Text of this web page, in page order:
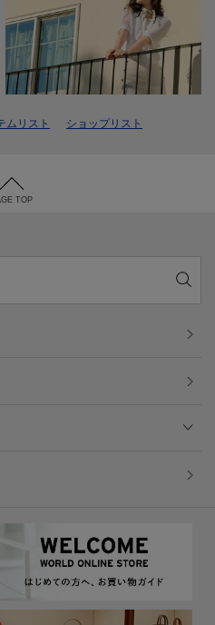
ムリスト ショップリスト
TOP